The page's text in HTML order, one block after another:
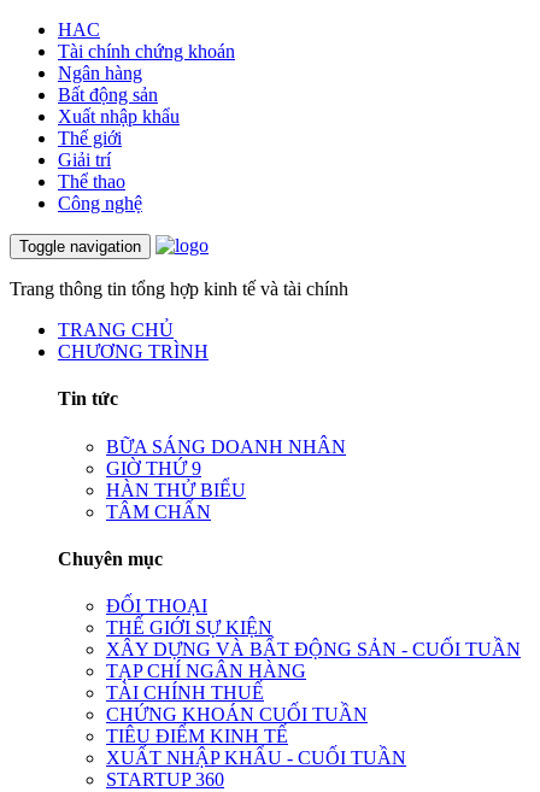
HAC
Tài chính chứng khoán
Ngân hàng
Bất động sản
Xuất nhập khẩu
Thế giới
Giải trí
Thể thao
Công nghệ
Toggle navigation
Trang thông tin tổng hợp kinh tế và tài chính
TRANG CHỦ
CHƯƠNG TRÌNH
Tin tức
BỮA SÁNG DOANH NHÂN
GIỜ THỨ 9
HÀN THỬ BIỂU
TÂM CHẤN
Chuyên mục
ĐỐI THOẠI
THẾ GIỚI SỰ KIỆN
XÂY DỰNG VÀ BẤT ĐỘNG SẢN - CUỐI TUẦN
TẠP CHÍ NGÂN HÀNG
TÀI CHÍNH THUẾ
CHỨNG KHOÁN CUỐI TUẦN
TIÊU ĐIỂM KINH TẾ
XUẤT NHẬP KHẨU - CUỐI TUẦN
STARTUP 360